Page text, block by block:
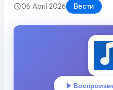
06 April 2026 Вести